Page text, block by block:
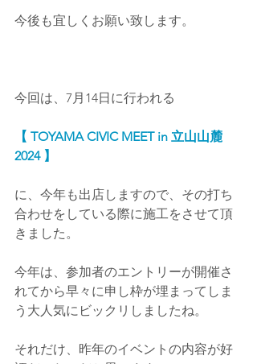
今後も宜しくお願い致します。
今回は、7月14日に行われる
【 TOYAMA CIVIC MEET in 立山山麓
2024 】
に、今年も出店しますので、その打ち
合わせをしている際に施工をさせて頂
きました。
今年は、参加者のエントリーが開催さ
れてから早々に申し枠が埋まってしま
う大人気にビックリしましたね。
それだけ、昨年のイベントの内容が好